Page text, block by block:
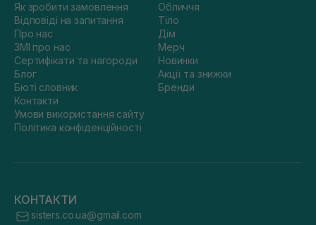
Як зробити замовлення
Відповіді на запитання
Про нас
ЗМІ про нас
Сертифікати та нагороди
Блог
Бюті словник
Контакти
Умови використання сайту
Політика конфіденційності
Обличчя
Тіло
Дім
Мерч
Новинки
Акції та знижки
Бренди
КОНТАКТИ
sisters.co.ua@gmail.com